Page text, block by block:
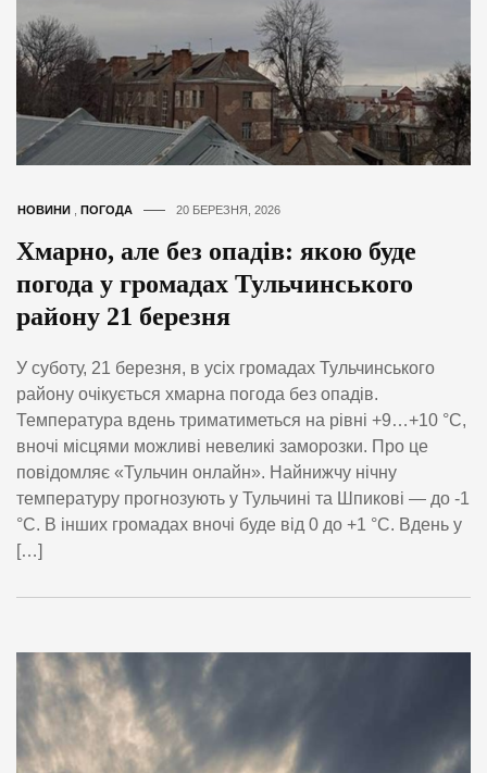
НОВИНИ ПОГОДА 20 БЕРЕЗНЯ, 2026
Хмарно, але без опадів: якою буде
погода у громадах Тульчинського
району 21 березня
У суботу, 21 березня, в усіх громадах Тульчинського
району очікується хмарна погода без опадів.
Температура вдень триматиметься на рівні +9…+10 °С,
вночі місцями можливі невеликі заморозки. Про це
повідомляє «Тульчин онлайн». Найнижчу нічну
температуру прогнозують у Тульчині та Шпикові — до -1
°С. В інших громадах вночі буде від 0 до +1 °С. Вдень у
[…]